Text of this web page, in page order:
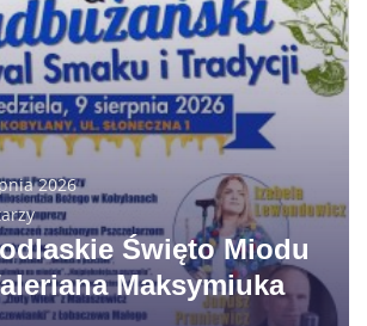
2026
Święto Miodu
Maksymiuka